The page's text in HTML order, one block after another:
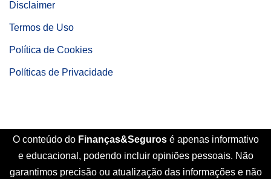
Disclaimer
Termos de Uso
Política de Cookies
Políticas de Privacidade
O conteúdo do Finanças&Seguros é apenas informativo
e educacional, podendo incluir opiniões pessoais. Não
garantimos precisão ou atualização das informações e não